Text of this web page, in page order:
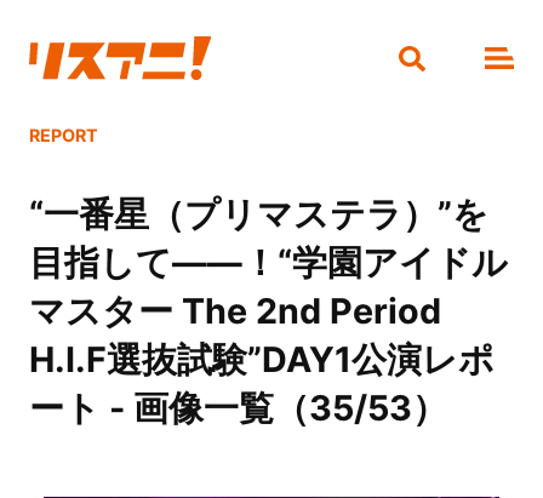
REPORT
“一番星（プリマステラ）”を
目指して――！“学園アイドル
マスター The 2nd Period
H.I.F選抜試験”DAY1公演レポ
ート - 画像一覧（35/53）